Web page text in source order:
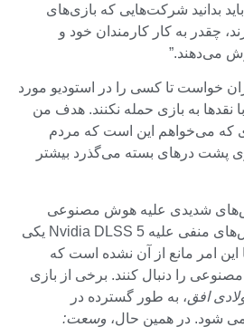
بدانید شرکت‌هایی که بازی‌های
چقدر به کار کارمندان خود و
می‌دهند.”
خواست تا کسی را در استودیو مورد
با نقدها به بازی حمله نکنند. هدف من
که می‌خواهم این است که مردم
پشت درهای بسته می‌گذرد بیشتر
شدیدی علیه هوش مصنوعی
وجود داشته است، واکنش‌های منفی علیه Nvidia DLSS 5 یکی
این امر مانع از آن نشده است که
را دنبال کنند. برخی از بازی
افق، به طور گسترده در
شود. در همین حال، وسعت: